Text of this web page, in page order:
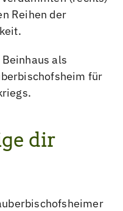
Reihen der
als
für
dir